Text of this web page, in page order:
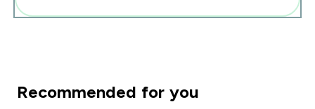
Recommended for you